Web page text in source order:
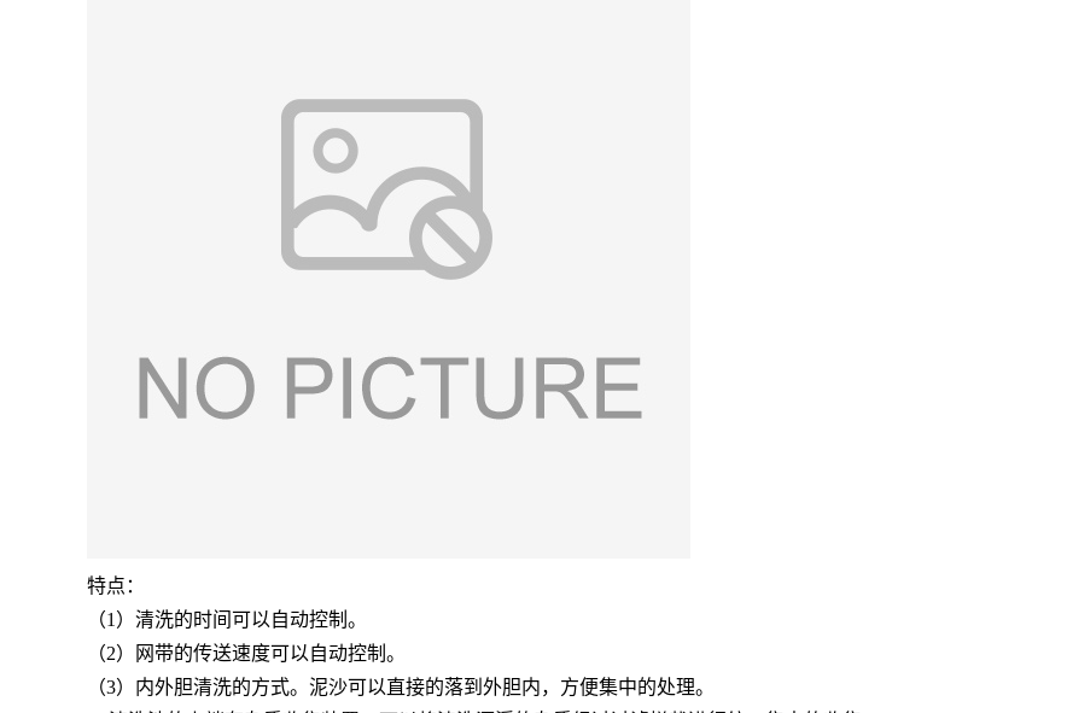
特点：
（1）清洗的时间可以自动控制。
（2）网带的传送速度可以自动控制。
（3）内外胆清洗的方式。泥沙可以直接的落到外胆内，方便集中的处理。